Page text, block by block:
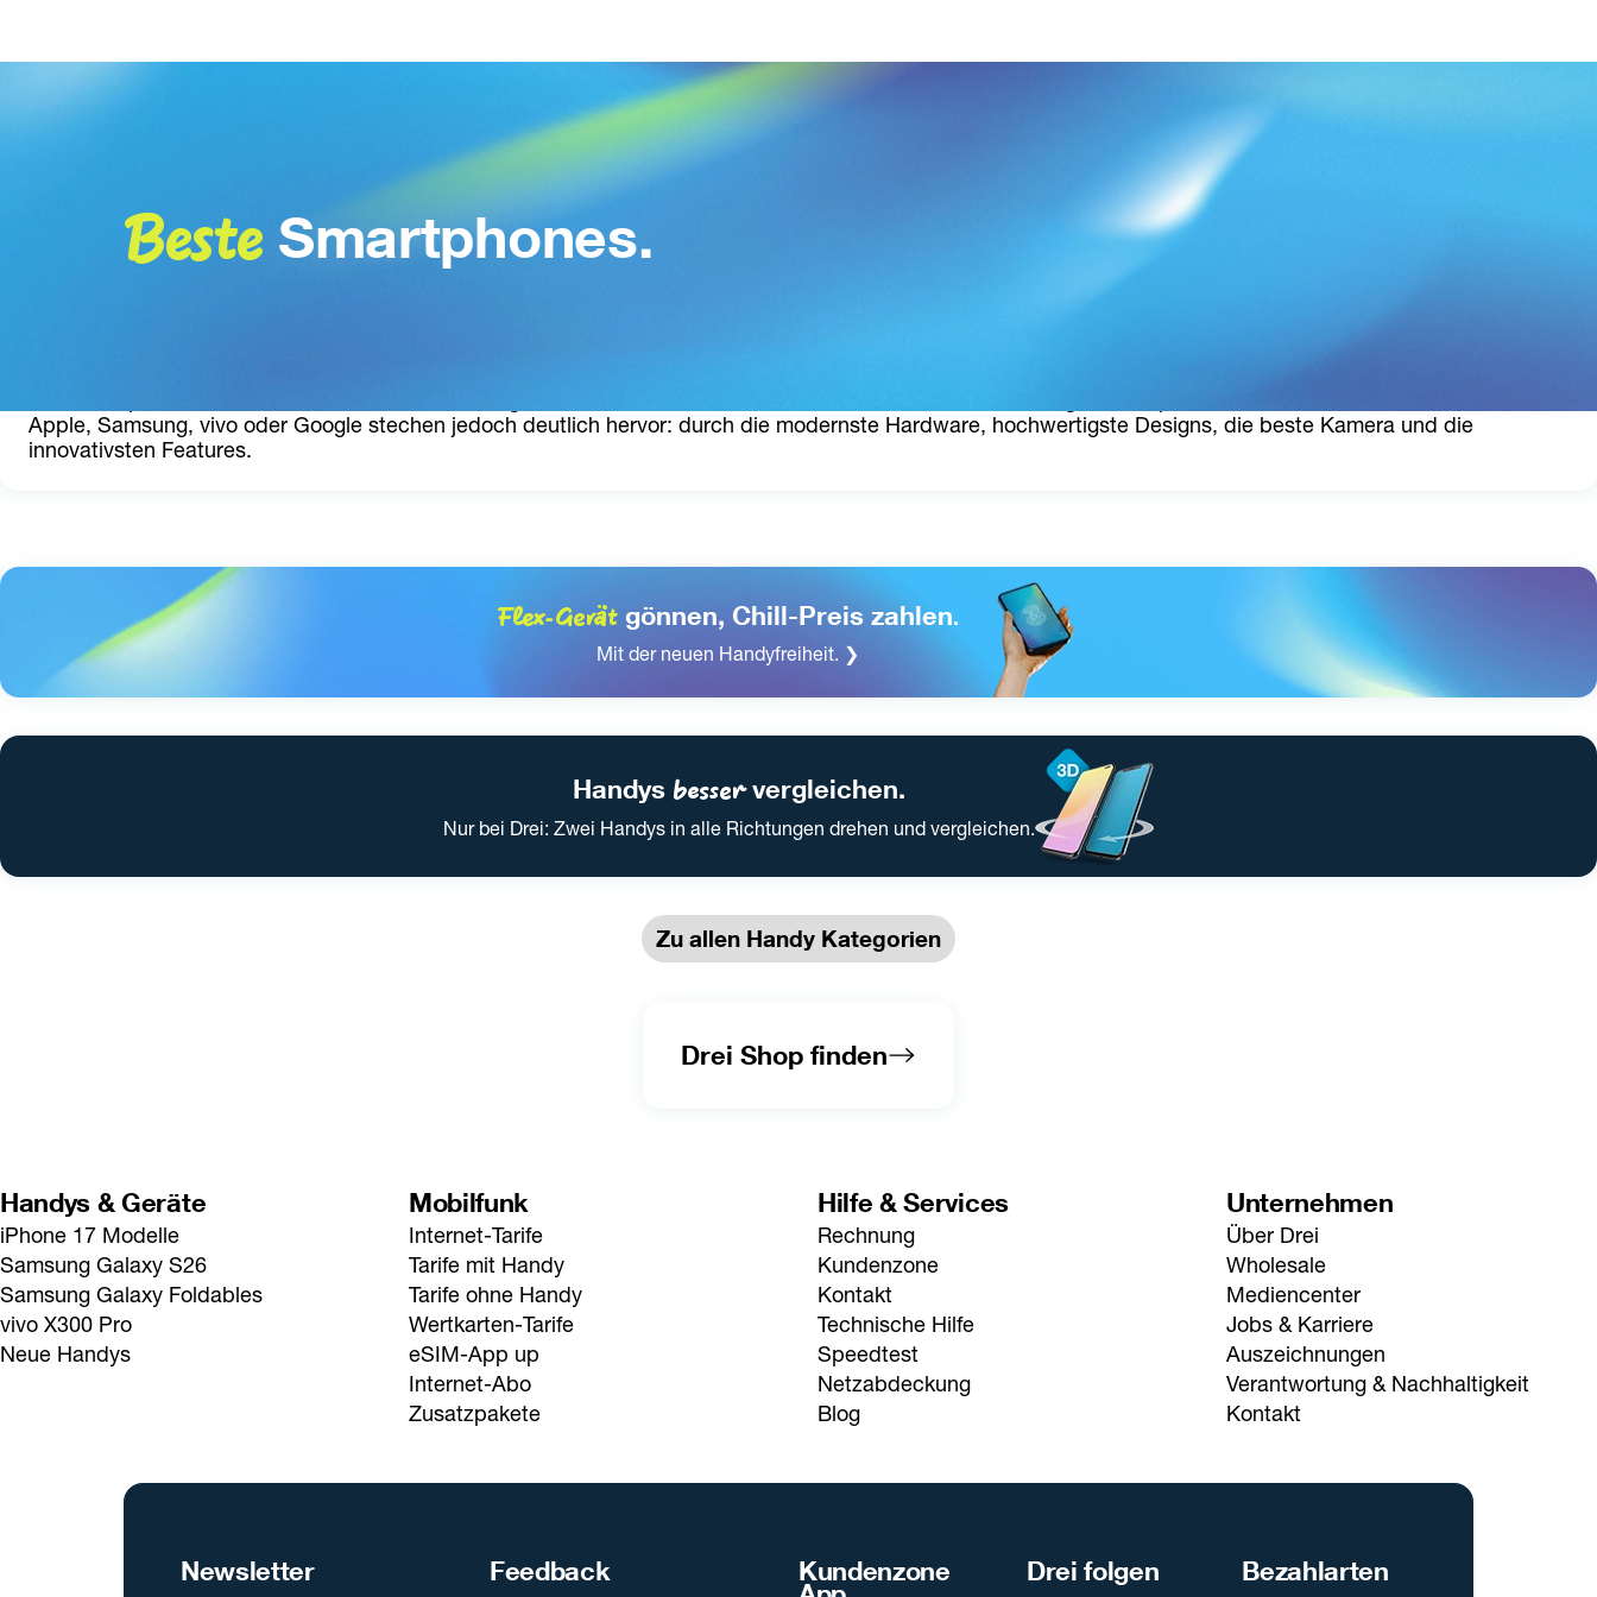
Beste Smartphones.
Apple, Samsung, vivo oder Google stechen jedoch deutlich hervor: durch die modernste Hardware, hochwertigste Designs, die beste Kamera und die
innovativsten Features.
Flex-Gerät gönnen, Chill-Preis zahlen.
Mit der neuen Handyfreiheit. ❯
Handys besser vergleichen.
Nur bei Drei: Zwei Handys in alle Richtungen drehen und vergleichen.
Zu allen Handy Kategorien
Drei Shop finden
Handys & Geräte
iPhone 17 Modelle
Samsung Galaxy S26
Samsung Galaxy Foldables
vivo X300 Pro
Neue Handys
Mobilfunk
Internet-Tarife
Tarife mit Handy
Tarife ohne Handy
Wertkarten-Tarife
eSIM-App up
Internet-Abo
Zusatzpakete
Hilfe & Services
Rechnung
Kundenzone
Kontakt
Technische Hilfe
Speedtest
Netzabdeckung
Blog
Unternehmen
Über Drei
Wholesale
Mediencenter
Jobs & Karriere
Auszeichnungen
Verantwortung & Nachhaltigkeit
Kontakt
Newsletter Feedback Kundenzone Drei folgen Bezahlarten